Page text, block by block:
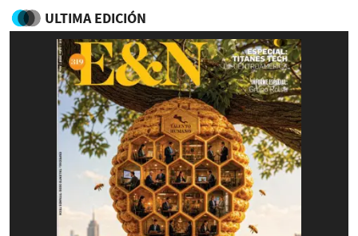
ULTIMA EDICIÓN